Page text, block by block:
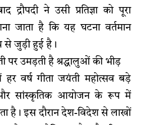
द्रौपदी ने उसी प्रतिज्ञा को पूरा
जाता है कि यह घटना वर्तमान
से जुड़ी हुई है।
पर उमड़ती है श्रद्धालुओं की भीड़
हर वर्ष गीता जयंती महोत्सव बड़े
और सांस्कृतिक आयोजन के रूप में
है। इस दौरान देश-विदेश से लाखों